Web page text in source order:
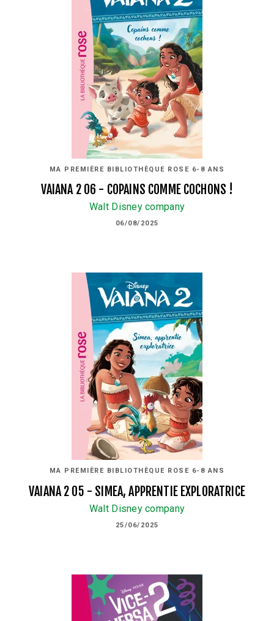
MA PREMIÈRE BIBLIOTHÈQUE ROSE 6-8 ANS
VAIANA 2 06 - COPAINS COMME COCHONS !
Walt Disney company
06/08/2025
MA PREMIÈRE BIBLIOTHÈQUE ROSE 6-8 ANS
VAIANA 2 05 - SIMEA, APPRENTIE EXPLORATRICE
Walt Disney company
25/06/2025